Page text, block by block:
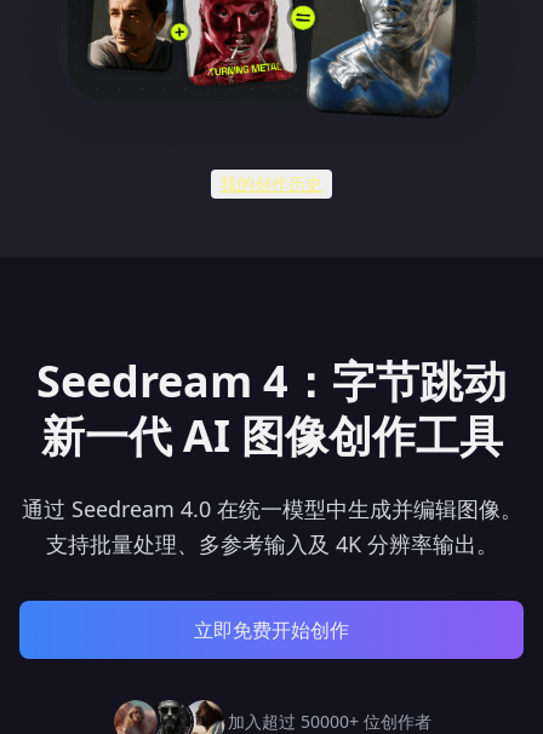
我的创作历史
Seedream 4：字节跳动
新一代 AI 图像创作工具
通过 Seedream 4.0 在统一模型中生成并编辑图像。
支持批量处理、多参考输入及 4K 分辨率输出。
立即免费开始创作
加入超过 50000+ 位创作者